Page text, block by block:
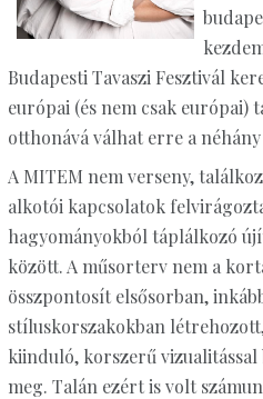
Budapesti Tavaszi Fesztivál
európai (és nem csak európai)
otthonává válhat erre a
A MITEM nem verseny,
alkotói kapcsolatok
hagyományokból táplálkozó
között. A műsorterv nem a
összpontosít elsősorban,
stíluskorszakokban
kiinduló, korszerű
meg. Talán ezért is volt